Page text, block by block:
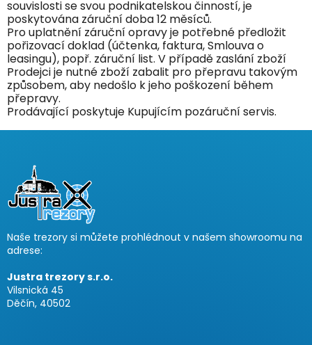
souvislosti se svou podnikatelskou činností, je
poskytována záruční doba 12 měsíců.
Pro uplatnění záruční opravy je potřebné předložit
pořizovací doklad (účtenka, faktura, Smlouva o
leasingu), popř. záruční list. V případě zaslání zboží
Prodejci je nutné zboží zabalit pro přepravu takovým
způsobem, aby nedošlo k jeho poškození během
přepravy.
Prodávající poskytuje Kupujícím pozáruční servis.
a
Naše trezory si můžete prohlédnout v našem showroomu na
adrese:
Justra trezory s.r.o.
Vilsnická 45
Děčín, 40502